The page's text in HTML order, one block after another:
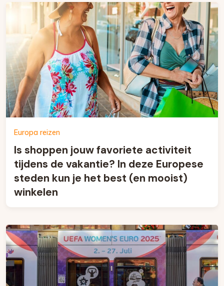
Europa reizen
Is shoppen jouw favoriete activiteit
tijdens de vakantie? In deze Europese
steden kun je het best (en mooist)
winkelen